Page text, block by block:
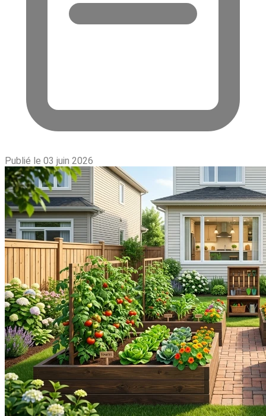
Publié le 03 juin 2026